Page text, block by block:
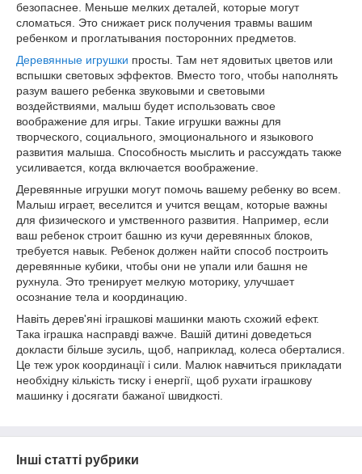
безопаснее. Меньше мелких деталей, которые могут
сломаться. Это снижает риск получения травмы вашим
ребенком и проглатывания посторонних предметов.
Деревянные игрушки просты. Там нет ядовитых цветов или
вспышки световых эффектов. Вместо того, чтобы наполнять
разум вашего ребенка звуковыми и световыми
воздействиями, малыш будет использовать свое
воображение для игры. Такие игрушки важны для
творческого, социального, эмоционального и языкового
развития малыша. Способность мыслить и рассуждать также
усиливается, когда включается воображение.
Деревянные игрушки могут помочь вашему ребенку во всем.
Малыш играет, веселится и учится вещам, которые важны
для физического и умственного развития. Например, если
ваш ребенок строит башню из кучи деревянных блоков,
требуется навык. Ребенок должен найти способ построить
деревянные кубики, чтобы они не упали или башня не
рухнула. Это тренирует мелкую моторику, улучшает
осознание тела и координацию.
Навіть дерев'яні іграшкові машинки мають схожий ефект.
Така іграшка насправді важче. Вашій дитині доведеться
докласти більше зусиль, щоб, наприклад, колеса оберталися.
Це теж урок координації і сили. Малюк навчиться прикладати
необхідну кількість тиску і енергії, щоб рухати іграшкову
машинку і досягати бажаної швидкості.
Інші статті рубрики